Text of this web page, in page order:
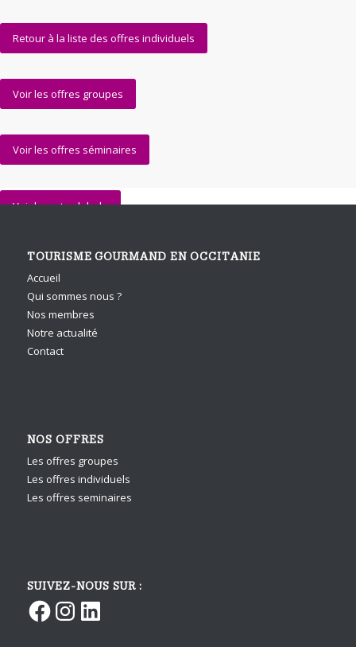
Retour à la liste des offres individuels
Voir les offres groupes
Voir les offres séminaires
Voir la carte globale
TOURISME GOURMAND EN OCCITANIE
Accueil
Qui sommes nous ?
Nos membres
Notre actualité
Contact
NOS OFFRES
Les offres groupes
Les offres individuels
Les offres seminaires
SUIVEZ-NOUS SUR :
FacebookInstagram
LinkedIn